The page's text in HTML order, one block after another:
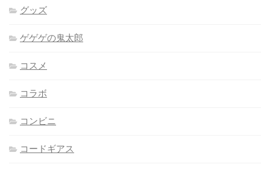
グッズ
ゲゲゲの鬼太郎
コスメ
コラボ
コンビニ
コードギアス